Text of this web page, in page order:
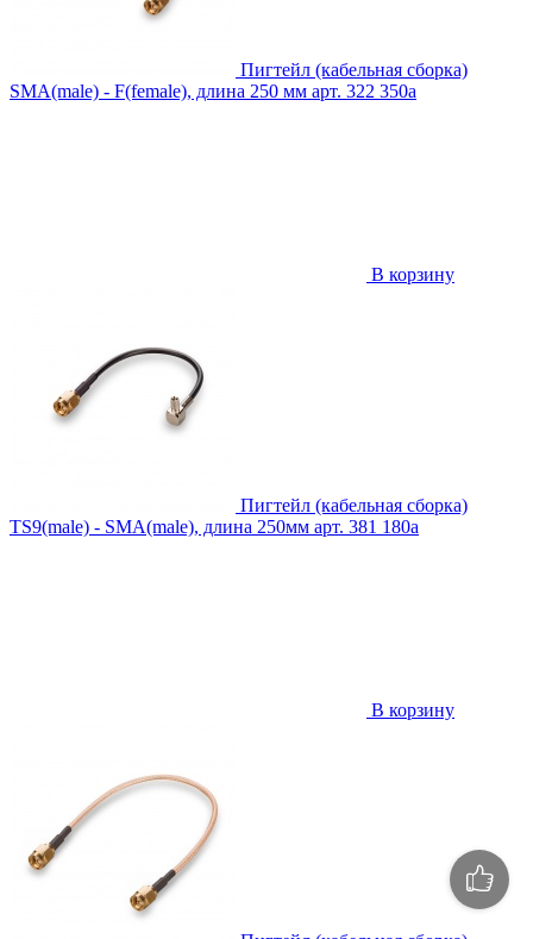
Пигтейл (кабельная сборка)
SMA(male) - F(female), длина 250 мм арт. 322 350a
В корзину
Пигтейл (кабельная сборка)
TS9(male) - SMA(male), длина 250мм арт. 381 180a
В корзину